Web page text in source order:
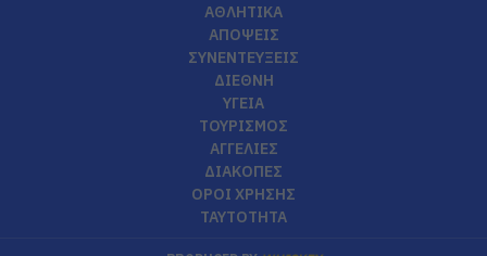
ΑΘΛΗΤΙΚΑ
ΑΠΟΨΕΙΣ
ΣΥΝΕΝΤΕΥΞΕΙΣ
ΔΙΕΘΝΗ
ΥΓΕΙΑ
ΤΟΥΡΙΣΜΟΣ
ΑΓΓΕΛΙΕΣ
ΔΙΑΚΟΠΕΣ
ΟΡΟΙ ΧΡΗΣΗΣ
ΤΑΥΤΟΤΗΤΑ